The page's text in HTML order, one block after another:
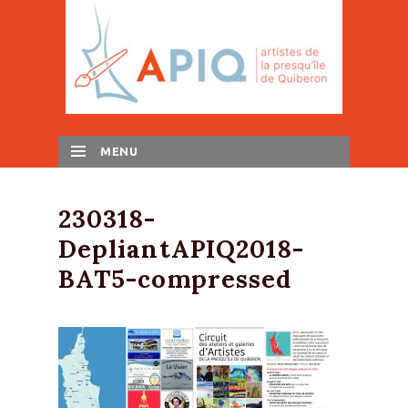
MENU
230318-
DepliantAPIQ2018-
BAT5-compressed